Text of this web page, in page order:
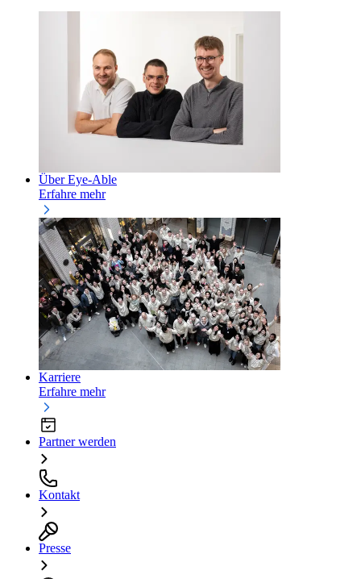
Über Eye-Able
Erfahre mehr
Karriere
Erfahre mehr
Partner werden
Kontakt
Presse